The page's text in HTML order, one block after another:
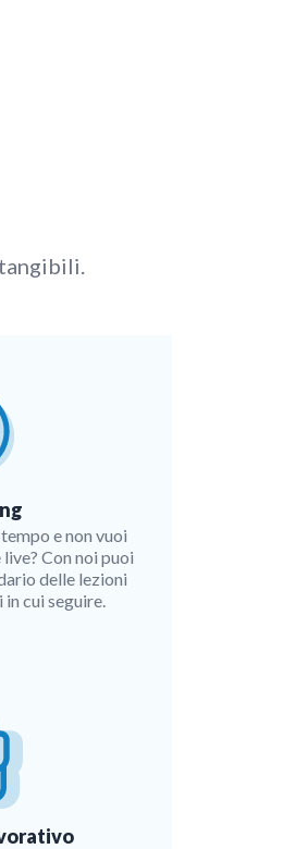
e non vuoi
Con noi puoi
delle lezioni
cui seguire.